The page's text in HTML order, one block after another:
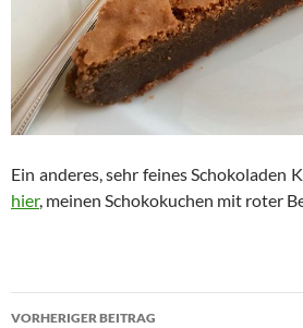
Ein anderes, sehr feines Schokoladen
hier, meinen Schokokuchen mit roter
Beitragsnavigation
VORHERIGER BEITRAG